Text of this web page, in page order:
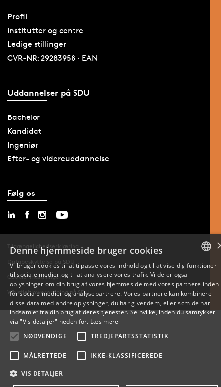
Profil
Institutter og centre
Ledige stillinger
CVR-NR: 29283958 · EAN
Uddannelser på SDU
Bachelor
Kandidat
Ingeniør
Efter- og videreuddannelse
Følg os
Tilgængelighedserklæring
Databeskyttelse på SDU
Cookie-indstillinger
Whistleblowerordning på SDU
ENGLISH
Denne hjemmeside bruger cookies
Vi bruger cookies til at tilpasse vores indhold og til at vise dig funktioner
til sociale medier og til at analysere vores trafik. Vi deler også
oplysninger om din brug af vores hjemmeside med vores partnere inden
for sociale medier og analysepartnere. Vores partnere kan kombinere
disse data med andre oplysninger, du har givet dem, eller som de har
indsamlet fra din brug af deres tjenester. Se hvilke, inden du samtykker
via "Vis detaljer" neden for. Læs mere
NØDVENDIGE
TREDJEPARTSSTATISTIK
MÅLRETTEDE IKKE-KLASSIFICEREDE
VIS DETALJER